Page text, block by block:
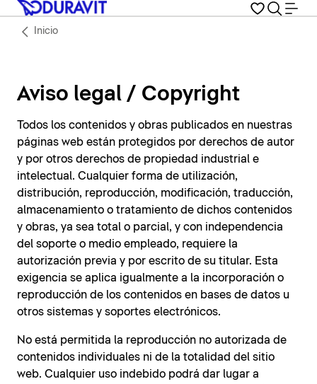
Inicio
Aviso legal / Copyright
Todos los contenidos y obras publicados en nuestras
páginas web están protegidos por derechos de autor
y por otros derechos de propiedad industrial e
intelectual. Cualquier forma de utilización,
distribución, reproducción, modificación, traducción,
almacenamiento o tratamiento de dichos contenidos
y obras, ya sea total o parcial, y con independencia
del soporte o medio empleado, requiere la
autorización previa y por escrito de su titular. Esta
exigencia se aplica igualmente a la incorporación o
reproducción de los contenidos en bases de datos u
otros sistemas y soportes electrónicos.
No está permitida la reproducción no autorizada de
contenidos individuales ni de la totalidad del sitio
web. Cualquier uso indebido podrá dar lugar a